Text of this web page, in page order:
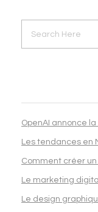
OpenAI annonce
Les tendances en
Comment créer
Le marketing
Le design